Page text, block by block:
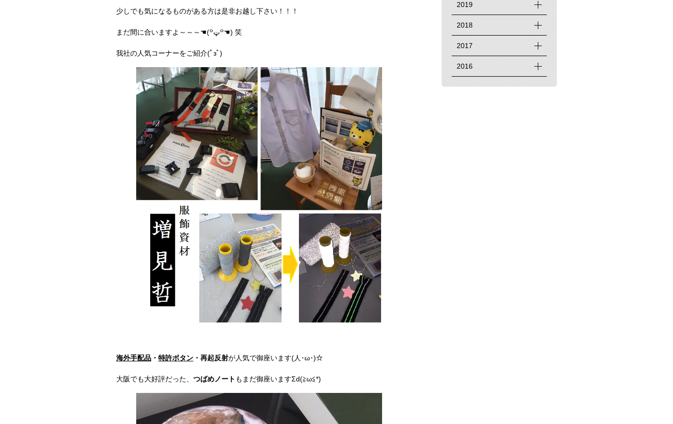
少しでも気になるものがある方は是非お越し下さい！！！
まだ間に合いますよ～～～☚(꒪ټ꒪☚) 笑
我社の人気コーナーをご紹介(ﾟзﾟ)
海外手配品 ・ 特許ボタン ・ 再起反射が人気で御座います(人･ω･)☆
大阪でも大好評だった、 つばめノート もまだ御座いますΣd(≧ω≦*)
2019
2018
2017
2016